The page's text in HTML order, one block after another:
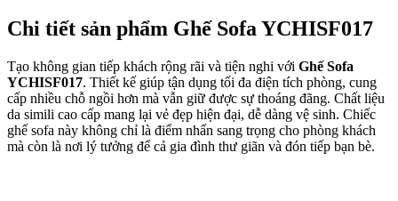
Chi tiết sản phẩm Ghế Sofa YCHISF017
Tạo không gian tiếp khách rộng rãi và tiện nghi với Ghế Sofa
YCHISF017. Thiết kế giúp tận dụng tối đa điện tích phòng, cung
cấp nhiều chỗ ngồi hơn mà vẫn giữ được sự thoáng đãng. Chất liệu
da simili cao cấp mang lại vẻ đẹp hiện đại, dễ dàng vệ sinh. Chiếc
ghế sofa này không chỉ là điểm nhấn sang trọng cho phòng khách
mà còn là nơi lý tưởng để cả gia đình thư giãn và đón tiếp bạn bè.